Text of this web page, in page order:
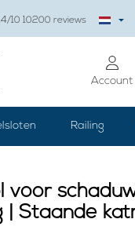
/10 10200 reviews
Account
Railing
voor
| Staande